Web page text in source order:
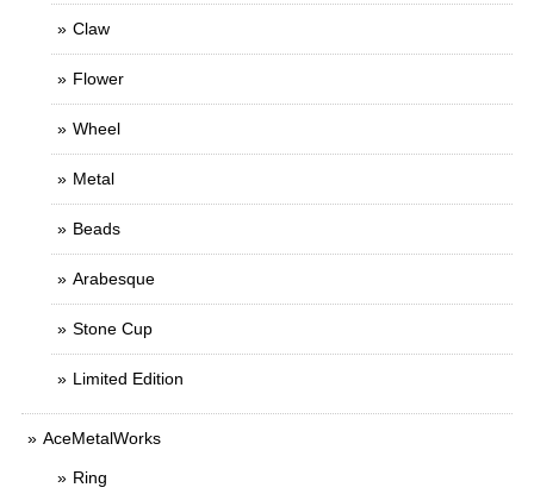
Claw
Flower
Wheel
Metal
Beads
Arabesque
Stone Cup
Limited Edition
AceMetalWorks
Ring